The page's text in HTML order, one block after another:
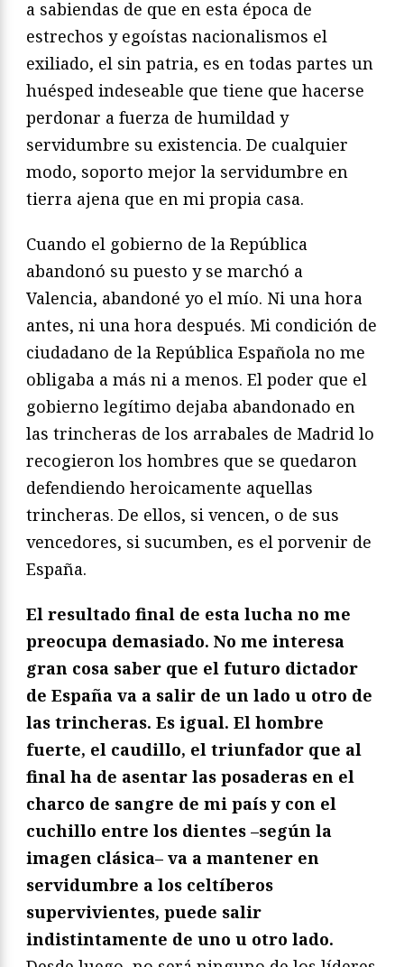
a sabiendas de que en esta época de
estrechos y egoístas nacionalismos el
exiliado, el sin patria, es en todas partes un
huésped indeseable que tiene que hacerse
perdonar a fuerza de humildad y
servidumbre su existencia. De cualquier
modo, soporto mejor la servidumbre en
tierra ajena que en mi propia casa.
Cuando el gobierno de la República
abandonó su puesto y se marchó a
Valencia, abandoné yo el mío. Ni una hora
antes, ni una hora después. Mi condición de
ciudadano de la República Española no me
obligaba a más ni a menos. El poder que el
gobierno legítimo dejaba abandonado en
las trincheras de los arrabales de Madrid lo
recogieron los hombres que se quedaron
defendiendo heroicamente aquellas
trincheras. De ellos, si vencen, o de sus
vencedores, si sucumben, es el porvenir de
España.
El resultado final de esta lucha no me
preocupa demasiado. No me interesa
gran cosa saber que el futuro dictador
de España va a salir de un lado u otro de
las trincheras. Es igual. El hombre
fuerte, el caudillo, el triunfador que al
final ha de asentar las posaderas en el
charco de sangre de mi país y con el
cuchillo entre los dientes –según la
imagen clásica– va a mantener en
servidumbre a los celtíberos
supervivientes, puede salir
indistintamente de uno u otro lado.